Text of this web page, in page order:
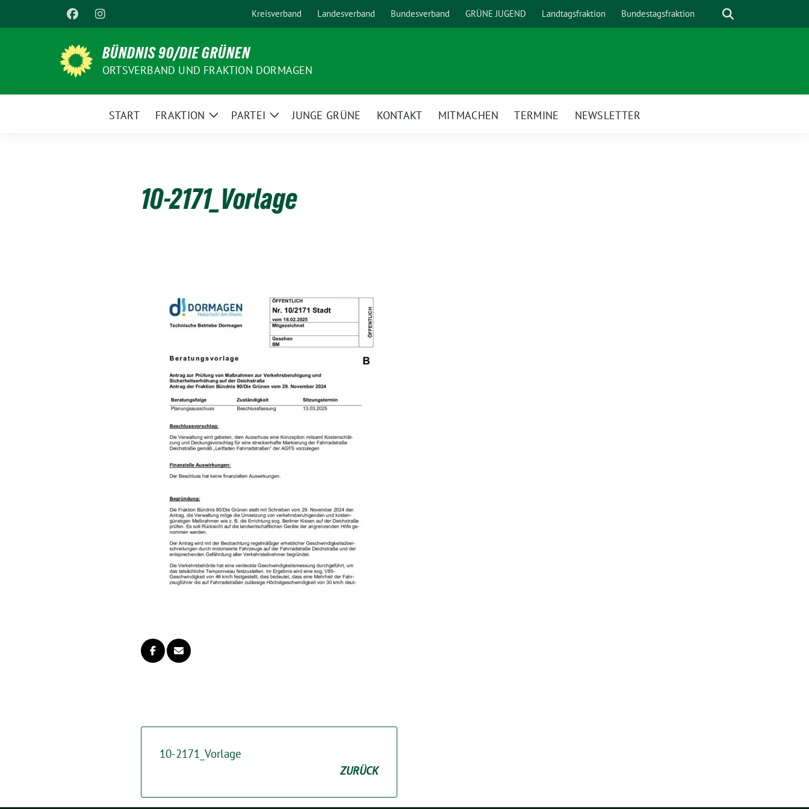
zum
Kreisverband Landesverband Bundesverband GRÜNE JUGEND Landtagsfraktion Bundestagsfraktion Suche
BÜNDNIS 90/DIE GRÜNEN
ORTSVERBAND UND FRAKTION DORMAGEN
START FRAKTION
ZeigePARTEI
ZeigeJUNGE GRÜNE KONTAKT MITMACHEN TERMINE NEWSLETTER
10-2171_Vorlage
10-2171_Vorlage
ZURÜCK